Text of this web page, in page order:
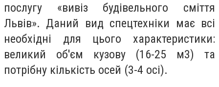
послугу «вивіз будівельного сміття
Львів». Даний вид спецтехніки має всі
необхідні для цього характеристики:
великий об'єм кузову (16-25 м3) та
потрібну кількість осей (3-4 осі).